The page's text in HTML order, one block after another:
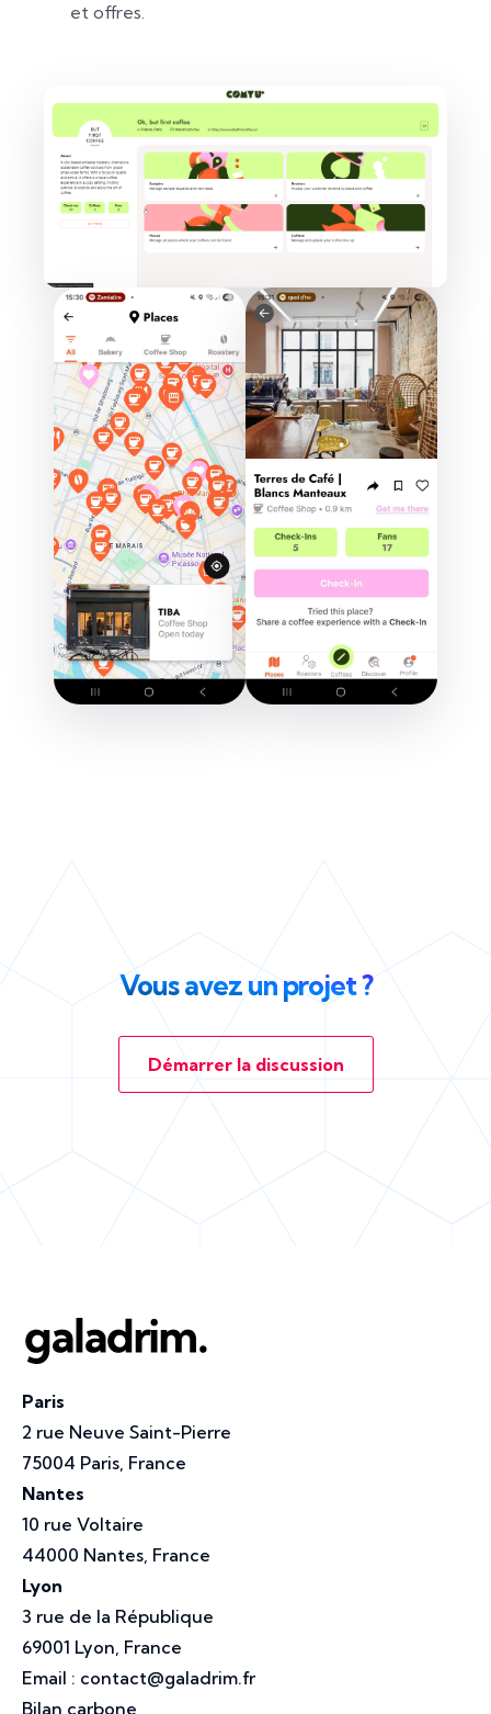
et offres.
Vous avez un projet ?
Démarrer la discussion
Paris
2 rue Neuve Saint-Pierre
75004 Paris, France
Nantes
10 rue Voltaire
44000 Nantes, France
Lyon
3 rue de la République
69001 Lyon, France
Email : contact@galadrim.fr
Bilan carbone